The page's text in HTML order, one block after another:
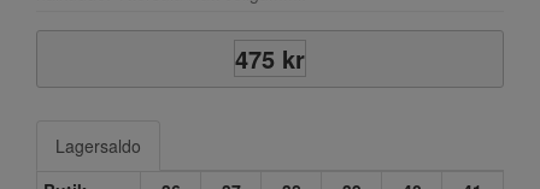
475 kr
Lagersaldo